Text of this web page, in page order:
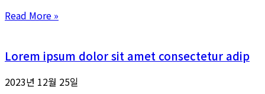
Read More »
Lorem ipsum dolor sit amet consectetur adip
2023년 12월 25일